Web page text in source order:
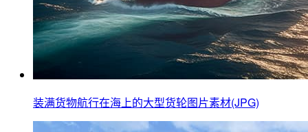
装满货物航行在海上的大型货轮图片素材(JPG)